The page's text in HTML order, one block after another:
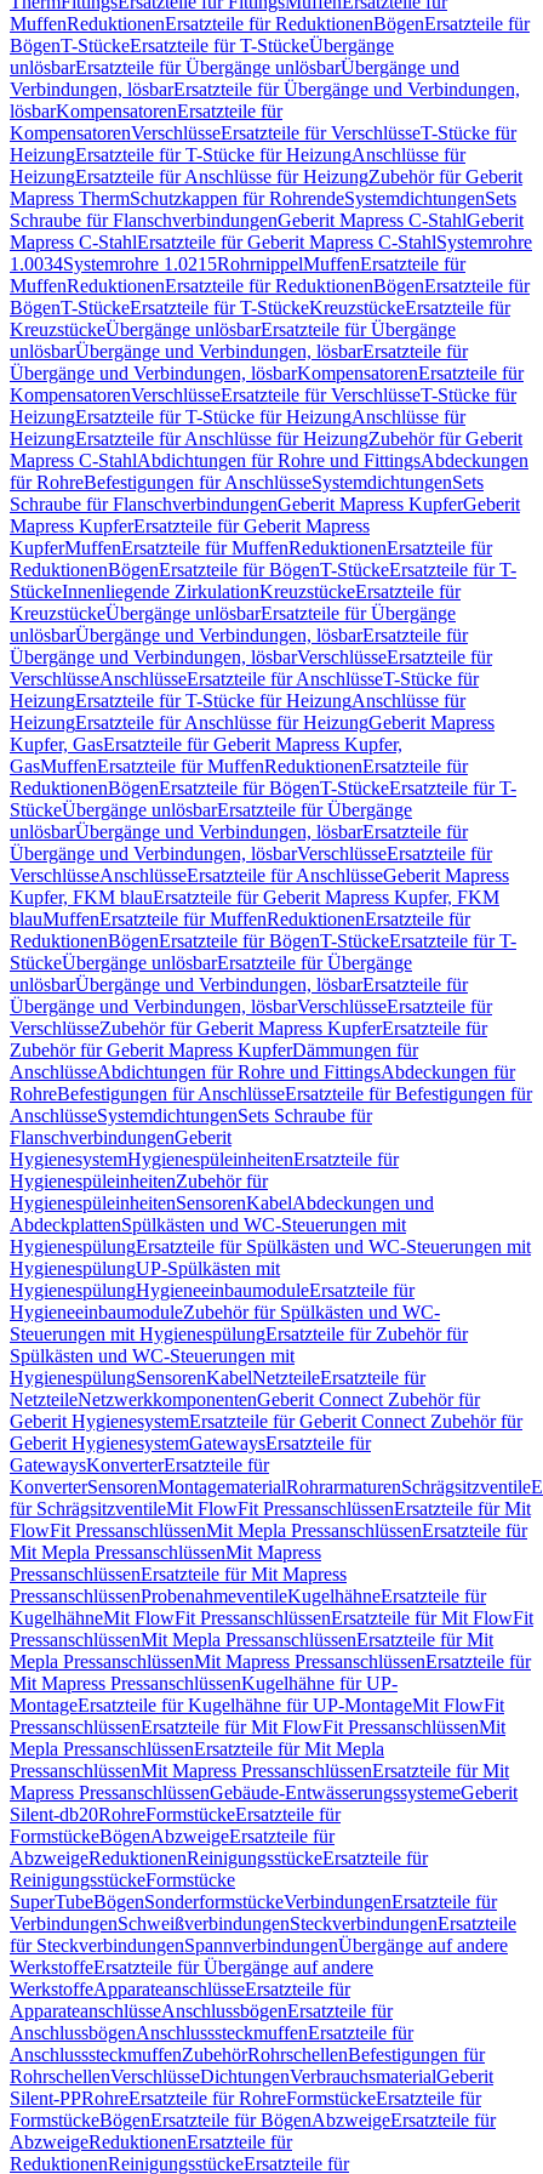
MuffenReduktionenErsatzteile für ReduktionenBögenErsatzteile für
BögenT-StückeErsatzteile für T-StückeÜbergänge
unlösbarErsatzteile für Übergänge unlösbarÜbergänge und
Verbindungen, lösbarErsatzteile für Übergänge und Verbindungen,
lösbarKompensatorenErsatzteile für
KompensatorenVerschlüsseErsatzteile für VerschlüsseT-Stücke für
HeizungErsatzteile für T-Stücke für HeizungAnschlüsse für
HeizungErsatzteile für Anschlüsse für HeizungZubehör für Geberit
Mapress ThermSchutzkappen für RohrendeSystemdichtungenSets
Schraube für FlanschverbindungenGeberit Mapress C-StahlGeberit
Mapress C-StahlErsatzteile für Geberit Mapress C-StahlSystemrohre
1.0034Systemrohre 1.0215RohrnippelMuffenErsatzteile für
MuffenReduktionenErsatzteile für ReduktionenBögenErsatzteile für
BögenT-StückeErsatzteile für T-StückeKreuzstückeErsatzteile für
KreuzstückeÜbergänge unlösbarErsatzteile für Übergänge
unlösbarÜbergänge und Verbindungen, lösbarErsatzteile für
Übergänge und Verbindungen, lösbarKompensatorenErsatzteile für
KompensatorenVerschlüsseErsatzteile für VerschlüsseT-Stücke für
HeizungErsatzteile für T-Stücke für HeizungAnschlüsse für
HeizungErsatzteile für Anschlüsse für HeizungZubehör für Geberit
Mapress C-StahlAbdichtungen für Rohre und FittingsAbdeckungen
für RohreBefestigungen für AnschlüsseSystemdichtungenSets
Schraube für FlanschverbindungenGeberit Mapress KupferGeberit
Mapress KupferErsatzteile für Geberit Mapress
KupferMuffenErsatzteile für MuffenReduktionenErsatzteile für
ReduktionenBögenErsatzteile für BögenT-StückeErsatzteile für T-
StückeInnenliegende ZirkulationKreuzstückeErsatzteile für
KreuzstückeÜbergänge unlösbarErsatzteile für Übergänge
unlösbarÜbergänge und Verbindungen, lösbarErsatzteile für
Übergänge und Verbindungen, lösbarVerschlüsseErsatzteile für
VerschlüsseAnschlüsseErsatzteile für AnschlüsseT-Stücke für
HeizungErsatzteile für T-Stücke für HeizungAnschlüsse für
HeizungErsatzteile für Anschlüsse für HeizungGeberit Mapress
Kupfer, GasErsatzteile für Geberit Mapress Kupfer,
GasMuffenErsatzteile für MuffenReduktionenErsatzteile für
ReduktionenBögenErsatzteile für BögenT-StückeErsatzteile für T-
StückeÜbergänge unlösbarErsatzteile für Übergänge
unlösbarÜbergänge und Verbindungen, lösbarErsatzteile für
Übergänge und Verbindungen, lösbarVerschlüsseErsatzteile für
VerschlüsseAnschlüsseErsatzteile für AnschlüsseGeberit Mapress
Kupfer, FKM blauErsatzteile für Geberit Mapress Kupfer, FKM
blauMuffenErsatzteile für MuffenReduktionenErsatzteile für
ReduktionenBögenErsatzteile für BögenT-StückeErsatzteile für T-
StückeÜbergänge unlösbarErsatzteile für Übergänge
unlösbarÜbergänge und Verbindungen, lösbarErsatzteile für
Übergänge und Verbindungen, lösbarVerschlüsseErsatzteile für
VerschlüsseZubehör für Geberit Mapress KupferErsatzteile für
Zubehör für Geberit Mapress KupferDämmungen für
AnschlüsseAbdichtungen für Rohre und FittingsAbdeckungen für
RohreBefestigungen für AnschlüsseErsatzteile für Befestigungen für
AnschlüsseSystemdichtungenSets Schraube für
FlanschverbindungenGeberit
HygienesystemHygienespüleinheitenErsatzteile für
HygienespüleinheitenZubehör für
HygienespüleinheitenSensorenKabelAbdeckungen und
AbdeckplattenSpülkästen und WC-Steuerungen mit
HygienespülungErsatzteile für Spülkästen und WC-Steuerungen mit
HygienespülungUP-Spülkästen mit
HygienespülungHygieneeinbaumoduleErsatzteile für
HygieneeinbaumoduleZubehör für Spülkästen und WC-
Steuerungen mit HygienespülungErsatzteile für Zubehör für
Spülkästen und WC-Steuerungen mit
HygienespülungSensorenKabelNetzteileErsatzteile für
NetzteileNetzwerkkomponentenGeberit Connect Zubehör für
Geberit HygienesystemErsatzteile für Geberit Connect Zubehör für
Geberit HygienesystemGatewaysErsatzteile für
GatewaysKonverterErsatzteile für
KonverterSensorenMontagematerialRohrarmaturenSchrägsitzventile
für SchrägsitzventileMit FlowFit PressanschlüssenErsatzteile für Mit
FlowFit PressanschlüssenMit Mepla PressanschlüssenErsatzteile für
Mit Mepla PressanschlüssenMit Mapress
PressanschlüssenErsatzteile für Mit Mapress
PressanschlüssenProbenahmeventileKugelhähneErsatzteile für
KugelhähneMit FlowFit PressanschlüssenErsatzteile für Mit FlowFit
PressanschlüssenMit Mepla PressanschlüssenErsatzteile für Mit
Mepla PressanschlüssenMit Mapress PressanschlüssenErsatzteile für
Mit Mapress PressanschlüssenKugelhähne für UP-
MontageErsatzteile für Kugelhähne für UP-MontageMit FlowFit
PressanschlüssenErsatzteile für Mit FlowFit PressanschlüssenMit
Mepla PressanschlüssenErsatzteile für Mit Mepla
PressanschlüssenMit Mapress PressanschlüssenErsatzteile für Mit
Mapress PressanschlüssenGebäude-EntwässerungssystemeGeberit
Silent-db20RohreFormstückeErsatzteile für
FormstückeBögenAbzweigeErsatzteile für
AbzweigeReduktionenReinigungsstückeErsatzteile für
ReinigungsstückeFormstücke
SuperTubeBögenSonderformstückeVerbindungenErsatzteile für
VerbindungenSchweißverbindungenSteckverbindungenErsatzteile
für SteckverbindungenSpannverbindungenÜbergänge auf andere
WerkstoffeErsatzteile für Übergänge auf andere
WerkstoffeApparateanschlüsseErsatzteile für
ApparateanschlüsseAnschlussbögenErsatzteile für
AnschlussbögenAnschlusssteckmuffenErsatzteile für
AnschlusssteckmuffenZubehörRohrschellenBefestigungen für
RohrschellenVerschlüsseDichtungenVerbrauchsmaterialGeberit
Silent-PPRohreErsatzteile für RohreFormstückeErsatzteile für
FormstückeBögenErsatzteile für BögenAbzweigeErsatzteile für
AbzweigeReduktionenErsatzteile für
ReduktionenReinigungsstückeErsatzteile für